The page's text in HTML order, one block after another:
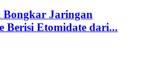
Bongkar Jaringan
Berisi Etomidate dari...